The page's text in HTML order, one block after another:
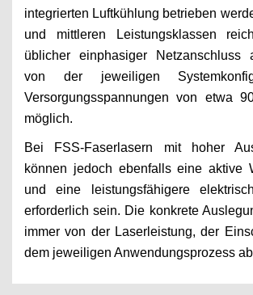
integrierten Luftkühlung betrieben
und mittleren Leistungsklassen
üblicher einphasiger Netzanschluss
von der jeweiligen
Versorgungsspannungen von etwa
möglich.
Bei FSS-Faserlasern mit hoher
können jedoch ebenfalls eine aktive
und eine leistungsfähigere
erforderlich sein. Die konkrete
immer von der Laserleistung, der
dem jeweiligen Anwendungsprozess